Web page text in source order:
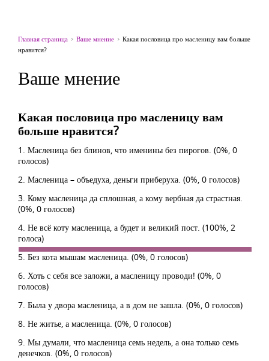
Главная страница Ваше мнение
Какая пословица про масленицу вам больше
нравится?
Ваше мнение
Какая пословица про масленицу вам
больше нравится?
1. Масленица без блинов, что именины без пирогов. (0%, 0
голосов)
2. Масленица – объедуха, деньги приберуха. (0%, 0 голосов)
3. Кому масленица да сплошная, а кому вербная да страстная.
(0%, 0 голосов)
4. Не всё коту масленица, а будет и великий пост. (100%, 2
голоса)
5. Без кота мышам масленица. (0%, 0 голосов)
6. Хоть с себя все заложи, а масленицу проводи! (0%, 0
голосов)
7. Была у двора масленица, а в дом не зашла. (0%, 0 голосов)
8. Не житье, а масленица. (0%, 0 голосов)
9. Мы думали, что масленица семь недель, а она только семь
денечков. (0%, 0 голосов)